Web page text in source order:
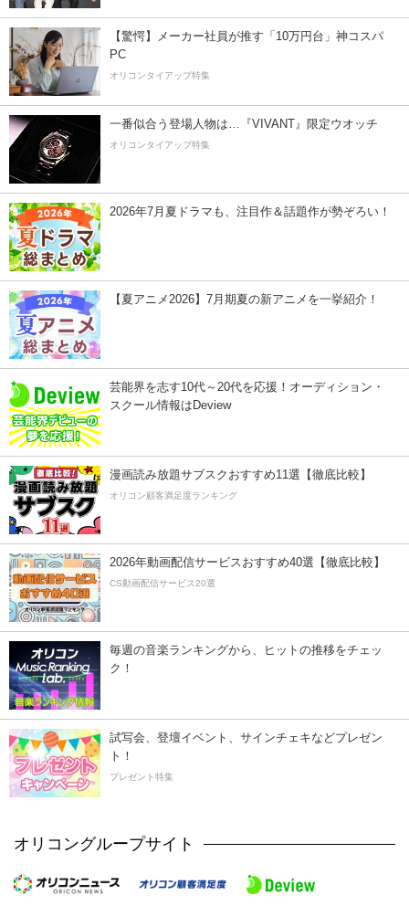
【驚愕】メーカー社員が推す「10万円台」神コスパ
PC
オリコンタイアップ特集
一番似合う登場人物は…『VIVANT』限定ウオッチ
オリコンタイアップ特集
2026年7月夏ドラマも、注目作＆話題作が勢ぞろい！
【夏アニメ2026】7月期夏の新アニメを一挙紹介！
芸能界を志す10代～20代を応援！オーディション・
スクール情報はDeview
漫画読み放題サブスクおすすめ11選【徹底比較】
オリコン顧客満足度ランキング
2026年動画配信サービスおすすめ40選【徹底比較】
CS動画配信サービス20選
毎週の音楽ランキングから、ヒットの推移をチェッ
ク！
試写会、登壇イベント、サインチェキなどプレゼン
ト！
プレゼント特集
オリコングループサイト